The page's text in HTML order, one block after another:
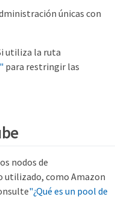
únicas con
utiliza la ruta
para restringir las
nodos de
utilizado, como Amazon
"¿Qué es un pool de